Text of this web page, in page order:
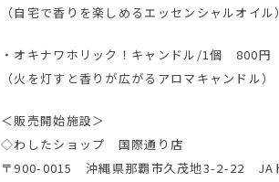
（自宅で香りを楽しめるエッセンシャルオイル）
・オキナワホリック！キャンドル/1個 800円
（火を灯すと香りが広がるアロマキャンドル）
＜販売開始施設＞
◇わしたショップ 国際通り店
〒900-0015 沖縄県那覇市久茂地3-2-22 JA